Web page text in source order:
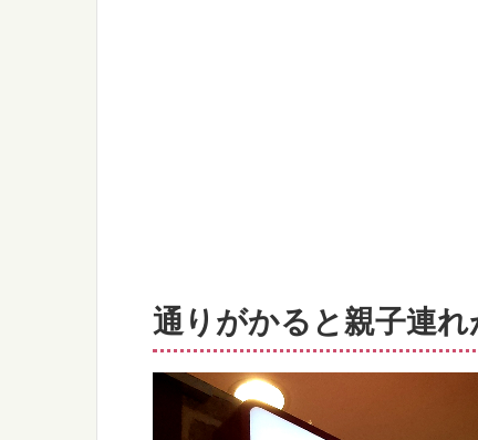
通りがかると親子連